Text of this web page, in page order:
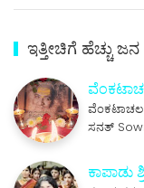
ಇತ್ತೀಚಿಗೆ ಹೆಚ್ಚು ಜನ
ಸನತ್
ಕಾಪಾಡು